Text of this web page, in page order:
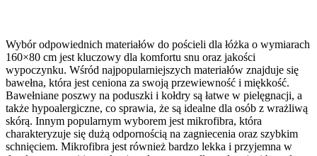
Wybór odpowiednich materiałów do pościeli dla łóżka o wymiarach
160×80 cm jest kluczowy dla komfortu snu oraz jakości
wypoczynku. Wśród najpopularniejszych materiałów znajduje się
bawełna, która jest ceniona za swoją przewiewność i miękkość.
Bawełniane poszwy na poduszki i kołdry są łatwe w pielęgnacji, a
także hypoalergiczne, co sprawia, że są idealne dla osób z wrażliwą
skórą. Innym popularnym wyborem jest mikrofibra, która
charakteryzuje się dużą odpornością na zagniecenia oraz szybkim
schnięciem. Mikrofibra jest również bardzo lekka i przyjemna w